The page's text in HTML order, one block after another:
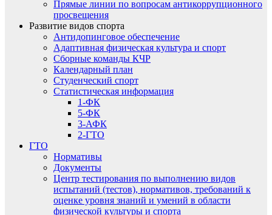
Прямые линии по вопросам антикоррупционного
просвещения
Развитие видов спорта
Антидопинговое обеспечение
Адаптивная физическая культура и спорт
Сборные команды КЧР
Календарный план
Студенческий спорт
Статистическая информация
1-ФК
5-ФК
3-АФК
2-ГТО
ГТО
Нормативы
Документы
Центр тестирования по выполнению видов
испытаний (тестов), нормативов, требований к
оценке уровня знаний и умений в области
физической культуры и спорта